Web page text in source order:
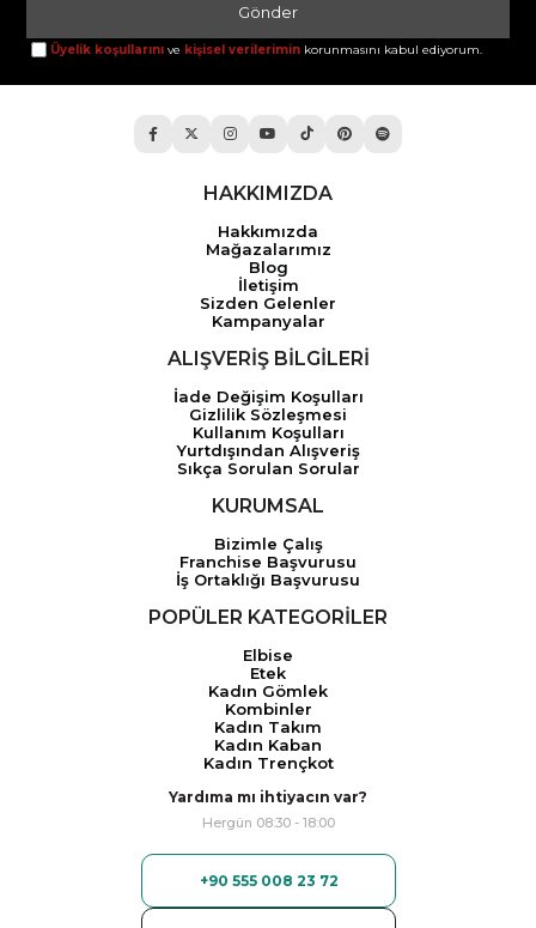
Gönder
Üyelik koşullarını ve kişisel verilerimin korunmasını kabul ediyorum.
HAKKIMIZDA
Hakkımızda
Mağazalarımız
Blog
İletişim
Sizden Gelenler
Kampanyalar
ALIŞVERİŞ BİLGİLERİ
İade Değişim Koşulları
Gizlilik Sözleşmesi
Kullanım Koşulları
Yurtdışından Alışveriş
Sıkça Sorulan Sorular
KURUMSAL
Bizimle Çalış
Franchise Başvurusu
İş Ortaklığı Başvurusu
POPÜLER KATEGORİLER
Elbise
Etek
Kadın Gömlek
Kombinler
Kadın Takım
Kadın Kaban
Kadın Trençkot
Yardıma mı ihtiyacın var?
Hergün 08:30 - 18:00
+90 555 008 23 72